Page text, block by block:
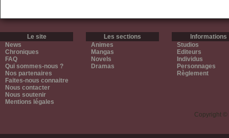
Le site
News
Chroniques
FAQ
Qui sommes-nous ?
Nos partenaires
Faites-nous connaitre
Nous contacter
Nous soutenir
Mentions légales
Les sections
Animes
Mangas
Novels
Dramas
Informations
Studios
Editeurs
Individus
Personnages
Règlement
Copyright ©